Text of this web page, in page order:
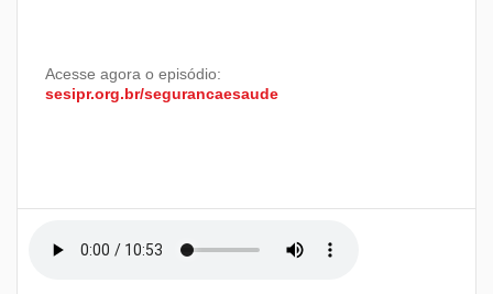
Acesse agora o episódio:
sesipr.org.br/segurancaesaude